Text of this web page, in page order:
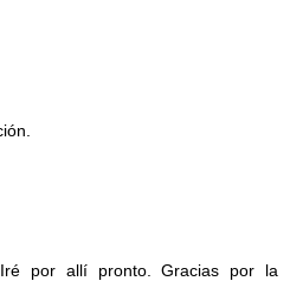
por allí pronto. Gracias por la